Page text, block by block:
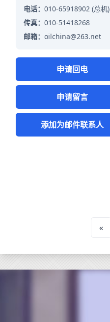
电话： 010-65918902 (总机)
传真： 010-51418268
邮箱： oilchina@263.net
申请回电
申请留言
添加为邮件联系人
«